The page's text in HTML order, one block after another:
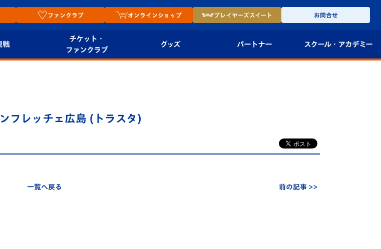
ファンクラブ オンラインショップ プレイヤーズスイート お問合せ
戦
チケット・
ファンクラブ
プレイヤーズスイート
グッズ パートナー スクール・ アカデミー
U-12
フレッチェ広島 (トラスタ)
一覧へ戻る 前の記事 >>